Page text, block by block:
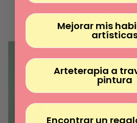
¿QUÉMejorar mis
Arteterapia a
pintura
Encontrar un